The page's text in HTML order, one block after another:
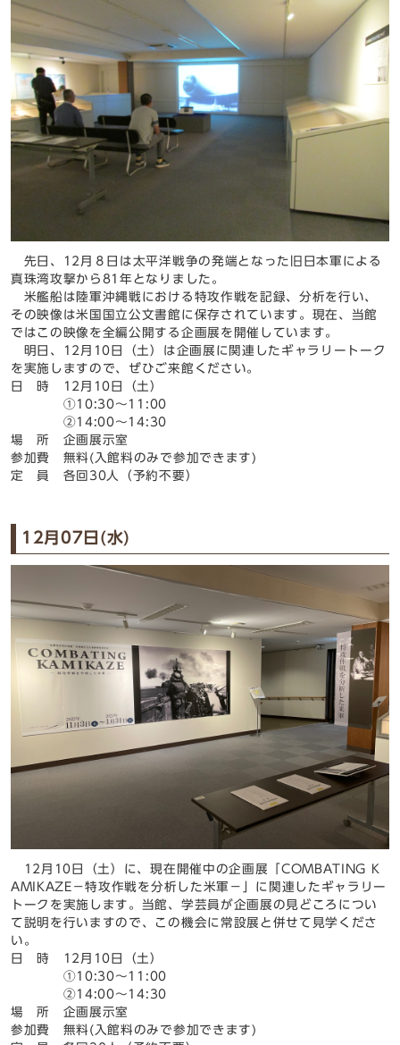
先日、12月８日は太平洋戦争の発端となった旧日本軍による
真珠湾攻撃から81年となりました。
米艦船は陸軍沖縄戦における特攻作戦を記録、分析を行い、
その映像は米国国立公文書館に保存されています。現在、当館
ではこの映像を全編公開する企画展を開催しています。
明日、12月10日（土）は企画展に関連したギャラリートーク
を実施しますので、ぜひご来館ください。
日 時 12月10日（土）
①10:30～11:00
②14:00～14:30
場 所 企画展示室
参加費 無料(入館料のみで参加できます)
定 員 各回30人（予約不要）
12月07日(水)
12月10日（土）に、現在開催中の企画展「COMBATING K
AMIKAZE－特攻作戦を分析した米軍－」に関連したギャラリー
トークを実施します。当館、学芸員が企画展の見どころについ
て説明を行いますので、この機会に常設展と併せて見学くださ
い。
日 時 12月10日（土）
①10:30～11:00
②14:00～14:30
場 所 企画展示室
参加費 無料(入館料のみで参加できます)